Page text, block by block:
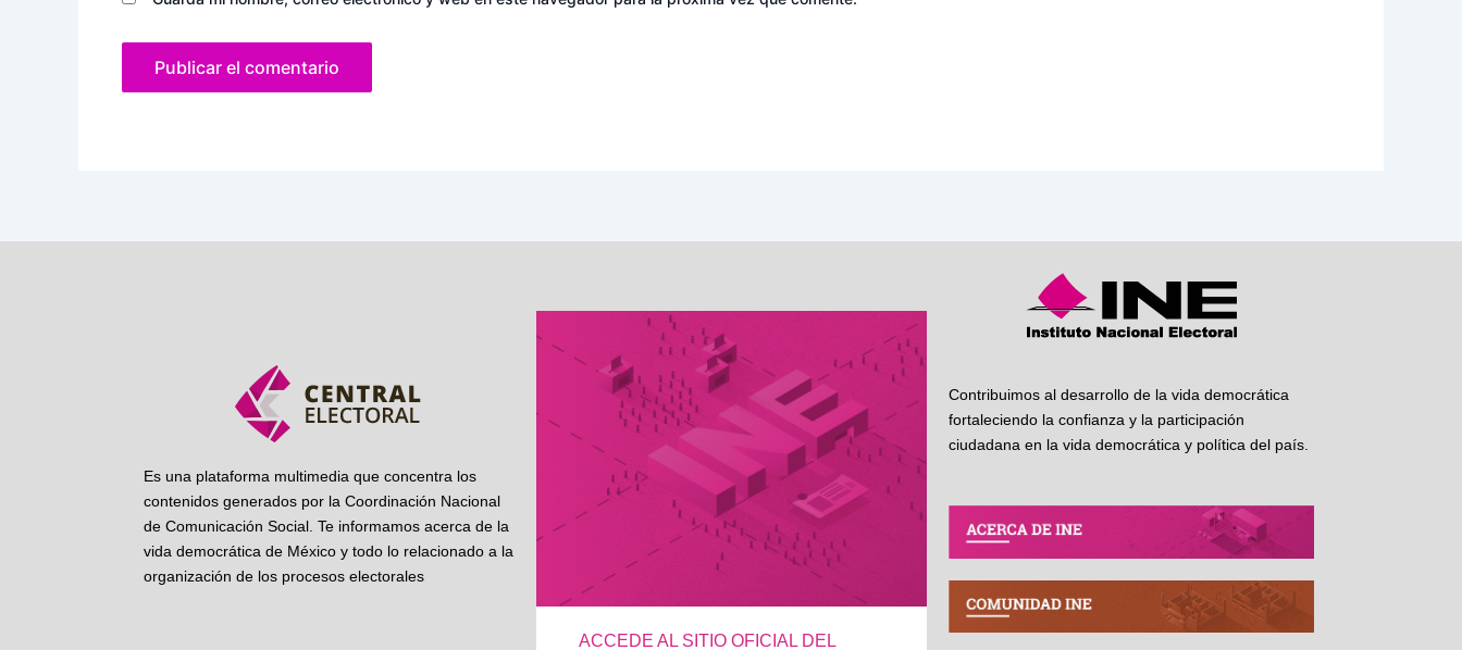
Es una plataforma multimedia que concentra los
contenidos generados por la Coordinación Nacional
de Comunicación Social. Te informamos acerca de la
vida democrática de México y todo lo relacionado a la
organización de los procesos electorales
ACCEDE AL SITIO OFICIAL DEL
Contribuimos al desarrollo de la vida democrática
fortaleciendo la confianza y la participación
ciudadana en la vida democrática y política del país.